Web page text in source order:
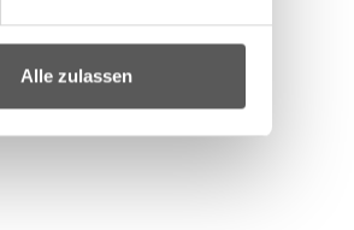
Alle zulassen